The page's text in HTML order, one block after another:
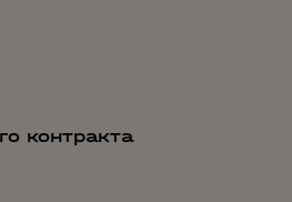
контракта